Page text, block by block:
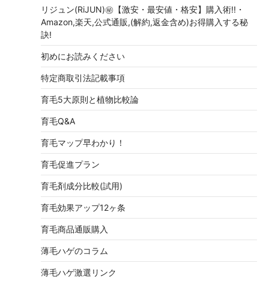
リジュン(RiJUN)㊙【激安・最安値・格安】購入術!!・
Amazon,楽天,公式通販,(解約,返金含め)お得購入する秘
訣!
初めにお読みください
特定商取引法記載事項
育毛5大原則と植物比較論
育毛Q&A
育毛マップ早わかり！
育毛促進プラン
育毛剤成分比較(試用)
育毛効果アップ12ヶ条
育毛商品通販購入
薄毛ハゲのコラム
薄毛ハゲ激選リンク